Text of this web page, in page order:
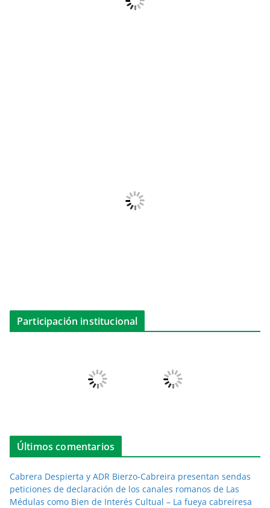
Participación institucional
Últimos comentarios
Cabrera Despierta y ADR Bierzo-Cabreira presentan sendas
peticiones de declaración de los canales romanos de Las
Médulas como Bien de Interés Cultual – La fueya cabreiresa